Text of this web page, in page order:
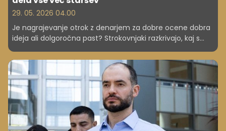
29. 05. 2026 04.00
Je nagrajevanje otrok z denarjem za dobre ocene dobra
ideja ali dolgoročna past? Strokovnjaki razkrivajo, kaj s
ravno obraten. Bi tudi vi plačali za petico? Preden se
odločite, preberite to.